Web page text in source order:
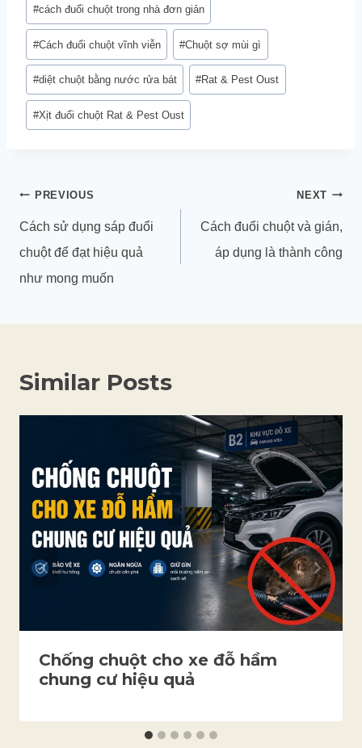
#cách đuổi chuột trong nhà đơn giản
#Cách đuổi chuột vĩnh viễn #Chuột sợ mùi gì
#diệt chuột bằng nước rửa bát #Rat & Pest Oust
#Xịt đuổi chuột Rat & Pest Oust
Điều
hướng
bài
viết
PREVIOUS
Cách sử dụng sáp đuổi
chuột để đạt hiệu quả
như mong muốn
NEXT
Cách đuổi chuột và gián,
áp dụng là thành công
Similar Posts
Chống chuột cho xe đỗ hầm
chung cư hiệu quả